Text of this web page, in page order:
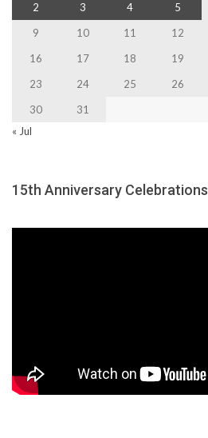
2
3 4 5
9
10 11 12
16
17 18 19
23
24 25 26
30
31
« Jul
15th Anniversary Celebrations